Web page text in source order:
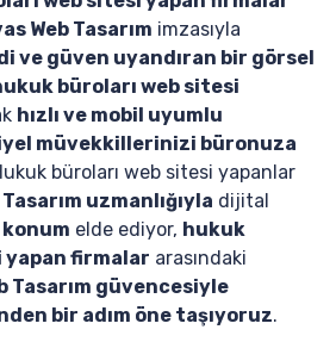
Web Tasarım imzasıyla
ve güven uyandıran bir görsel
büroları web sitesi
hızlı ve mobil uyumlu
müvekkillerinizi büronuza
büroları web sitesi yapanlar
uzmanlığıyla dijital
elde ediyor, hukuk
yapan firmalar arasındaki
Tasarım güvencesiyle
bir adım öne taşıyoruz.